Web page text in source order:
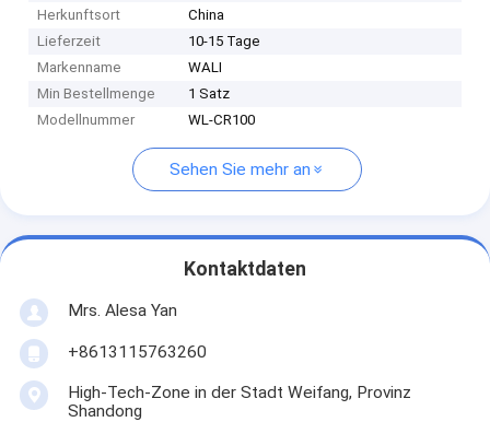
Herkunftsort
China
Lieferzeit
10-15 Tage
Markenname
WALI
Min Bestellmenge
1 Satz
Modellnummer
WL-CR100
Sehen Sie mehr an
Kontaktdaten
Mrs. Alesa Yan
+8613115763260
High-Tech-Zone in der Stadt Weifang, Provinz
Shandong